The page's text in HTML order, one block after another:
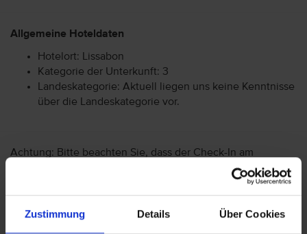
Zustimmung Details Über Cookies
Allgemeine Hoteldaten
Hotelort: Lissabon
Kategorie der Unterkunft: 3
Landeskategorie: Aktuell liegen uns keine Kenntnisse
über die Landeskategorie vor.
Achtung: Bitte beachten Sie, dass der Check-In am
Flughafen bei einigen Fluggesellschaften kostenpflichtig
ist. Freigepäck und Verpflegung während des Fluges
können je nach Fluggesellschaft variieren. Informationen
erhalten Sie im Servicebereich unter Rund um die Reise bei